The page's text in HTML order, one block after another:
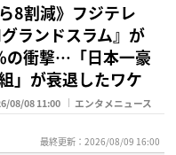
8割減》フジテレ
ランドスラム』が
の衝撃…「日本一豪
」が衰退したワケ
08/08 11:00 エンタメニュース
最終更新：2026/08/09 16:00